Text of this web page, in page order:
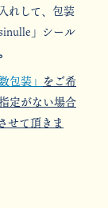
れして、包装
」シール
包装」 をご希
定がない場合
せて頂きま